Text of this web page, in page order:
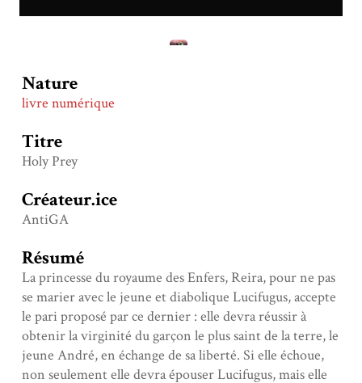
Nature
livre numérique
Titre
Holy Prey
Créateur.ice
AntiGA
Résumé
La princesse du royaume des Enfers, Reira, pour ne pas
se marier avec le jeune et diabolique Lucifugus, accepte
le pari proposé par ce dernier : elle devra réussir à
obtenir la virginité du garçon le plus saint de la terre, le
jeune André, en échange de sa liberté. Si elle échoue,
non seulement elle devra épouser Lucifugus, mais elle